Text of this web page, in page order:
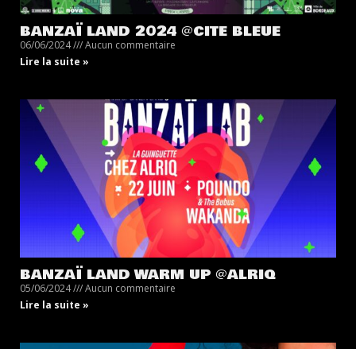
BANZAÏ LAND 2024 @CITE BLEUE
06/06/2024
Aucun commentaire
Lire la suite »
BANZAÏ LAND WARM UP @ALRIQ
05/06/2024
Aucun commentaire
Lire la suite »